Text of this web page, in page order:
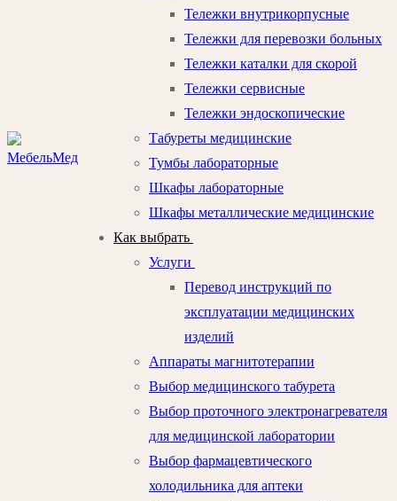
Тележки внутрикорпусные
Тележки для перевозки больных
Тележки каталки для скорой
Тележки сервисные
Тележки эндоскопические
Табуреты медицинские
Тумбы лабораторные
Шкафы лабораторные
Шкафы металлические медицинские
Как выбрать
Услуги
Перевод инструкций по
эксплуатации медицинских
изделий
Аппараты магнитотерапии
Выбор медицинского табурета
Выбор проточного электронагревателя
для медицинской лаборатории
Выбор фармацевтического
холодильника для аптеки